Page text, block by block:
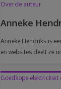
Over de auteur
Anneke
Anneke Hendriks is
en websites deelt ze
Goedkope